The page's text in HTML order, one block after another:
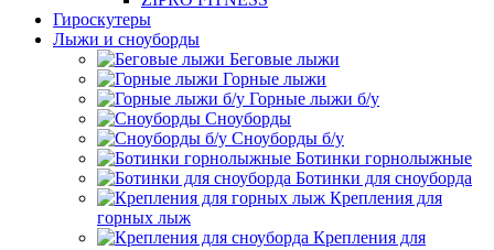
Гироскутеры
Лыжи и сноуборды
Беговые лыжи
Горные лыжи
Горные лыжи б/у
Сноуборды
Сноуборды б/у
Ботинки горнолыжные
Ботинки для сноуборда
Крепления для
горных лыж
Крепления для